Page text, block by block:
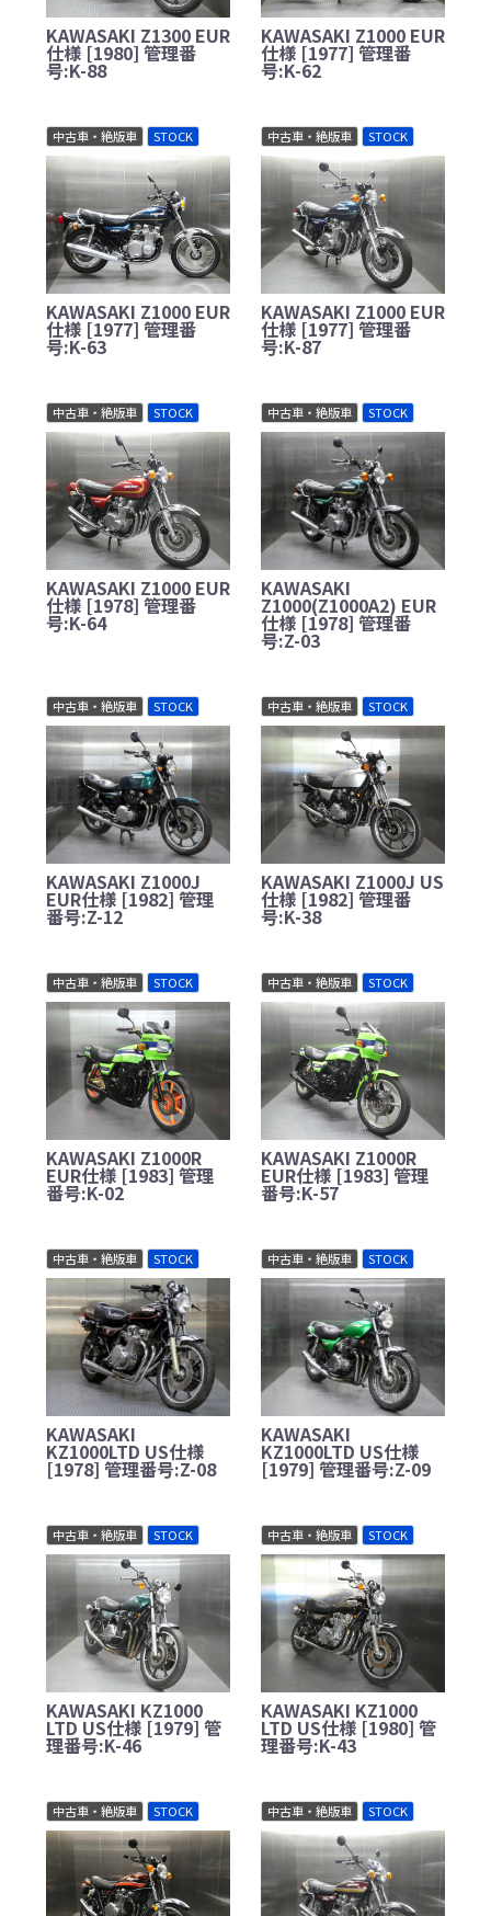
KAWASAKI Z1300 EUR
仕様 [1980] 管理番
号:K-88
KAWASAKI Z1000 EUR
仕様 [1977] 管理番
号:K-62
中古車・絶版車 STOCK
KAWASAKI Z1000 EUR
仕様 [1977] 管理番
号:K-63
中古車・絶版車 STOCK
KAWASAKI Z1000 EUR
仕様 [1977] 管理番
号:K-87
中古車・絶版車 STOCK
KAWASAKI Z1000 EUR
仕様 [1978] 管理番
号:K-64
中古車・絶版車 STOCK
KAWASAKI
Z1000(Z1000A2) EUR
仕様 [1978] 管理番
号:Z-03
中古車・絶版車 STOCK
KAWASAKI Z1000J
EUR仕様 [1982] 管理
番号:Z-12
中古車・絶版車 STOCK
KAWASAKI Z1000J US
仕様 [1982] 管理番
号:K-38
中古車・絶版車 STOCK
KAWASAKI Z1000R
EUR仕様 [1983] 管理
番号:K-02
中古車・絶版車 STOCK
KAWASAKI Z1000R
EUR仕様 [1983] 管理
番号:K-57
中古車・絶版車 STOCK
KAWASAKI
KZ1000LTD US仕様
[1978] 管理番号:Z-08
中古車・絶版車 STOCK
KAWASAKI
KZ1000LTD US仕様
[1979] 管理番号:Z-09
中古車・絶版車 STOCK
KAWASAKI KZ1000
LTD US仕様 [1979] 管
理番号:K-46
中古車・絶版車 STOCK
KAWASAKI KZ1000
LTD US仕様 [1980] 管
理番号:K-43
中古車・絶版車 STOCK 中古車・絶版車 STOCK